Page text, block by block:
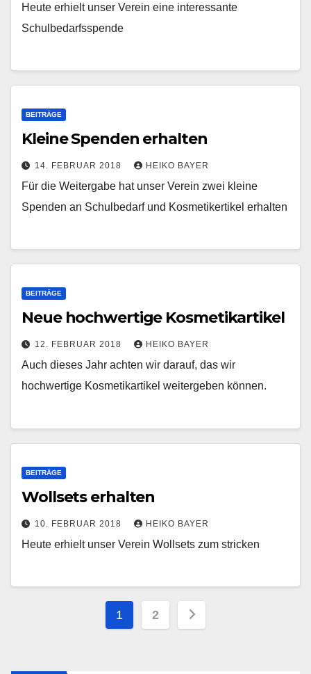
Heute erhielt unser Verein eine interessante
Schulbedarfsspende
BEITRÄGE
Kleine Spenden erhalten
14. FEBRUAR 2018 HEIKO BAYER
Für die Weitergabe hat unser Verein zwei kleine
Spenden an Schulbedarf und Kosmetikertikel erhalten
BEITRÄGE
Neue hochwertige Kosmetikartikel
12. FEBRUAR 2018 HEIKO BAYER
Auch dieses Jahr achten wir darauf, das wir
hochwertige Kosmetikartikel weitergeben können.
BEITRÄGE
Wollsets erhalten
10. FEBRUAR 2018 HEIKO BAYER
Heute erhielt unser Verein Wollsets zum stricken
1 2